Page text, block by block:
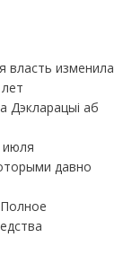
власть изменила
Дэкларацыі аб
июля
давно